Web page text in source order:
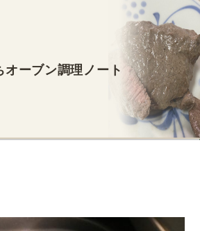
オーブン調理ノート